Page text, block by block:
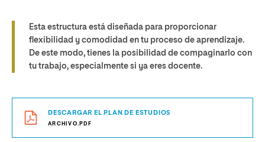
Esta estructura está diseñada para proporcionar
flexibilidad y comodidad en tu proceso de aprendizaje.
De este modo, tienes la posibilidad de compaginarlo con
tu trabajo, especialmente si ya eres docente.
DESCARGAR EL PLAN DE ESTUDIOS
ARCHIVO.PDF